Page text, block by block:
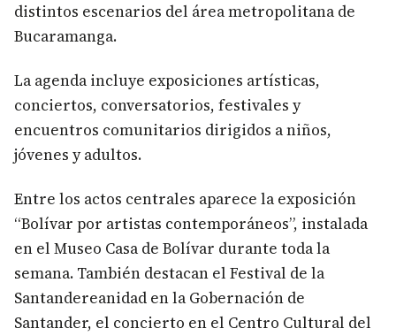
distintos escenarios del área metropolitana de
Bucaramanga.
La agenda incluye exposiciones artísticas,
conciertos, conversatorios, festivales y
encuentros comunitarios dirigidos a niños,
jóvenes y adultos.
Entre los actos centrales aparece la exposición
“Bolívar por artistas contemporáneos”, instalada
en el Museo Casa de Bolívar durante toda la
semana. También destacan el Festival de la
Santandereanidad en la Gobernación de
Santander, el concierto en el Centro Cultural del